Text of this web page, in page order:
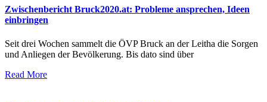
Zwischenbericht Bruck2020.at: Probleme ansprechen, Ideen
einbringen
Seit drei Wochen sammelt die ÖVP Bruck an der Leitha die Sorgen
und Anliegen der Bevölkerung. Bis dato sind über
Read More